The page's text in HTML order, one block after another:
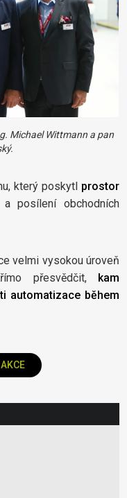
Michael Wittmann a pan
který poskytl prostor
posílení obchodních
velmi vysokou úroveň
přesvědčit,
kam
automatizace během